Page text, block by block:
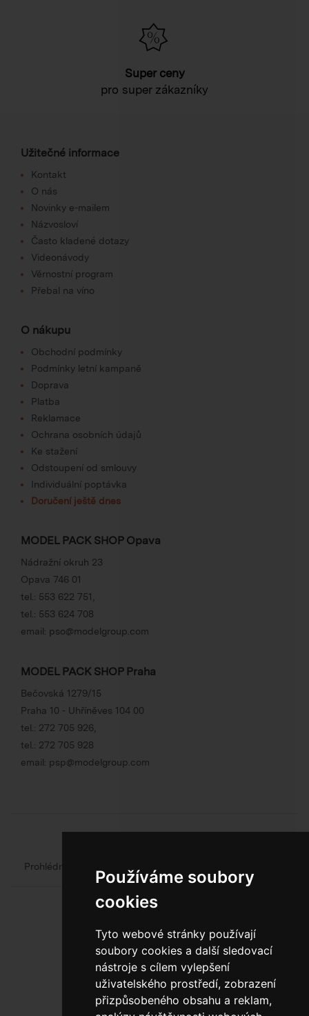
Používáme soubory
cookies
Tyto webové stránky používají
soubory cookies a další sledovací
nástroje s cílem vylepšení
uživatelského prostředí, zobrazení
přizpůsobeného obsahu a reklam,
Super ceny
pro super zákazníky
Užitečné informace
Kontakt
O nás
Novinky e-mailem
Názvosloví
Často kladené dotazy
Videonávody
Věrnostní program
Přebal na víno
O nákupu
Obchodní podmínky
Podmínky letní kampaně
Doprava
Platba
Reklamace
Ochrana osobních údajů
Ke stažení
Odstoupení od smlouvy
Individuální poptávka
Doručení ještě dnes
MODEL PACK SHOP Opava
Nádražní okruh 23
Opava 746 01
tel.: 553 622 751
tel.: 553 624 708
email: pso@modelgroup.com
MODEL PACK SHOP Praha
Bečovská 1279/15
Praha 10 - Uhříněves 104 00
tel.: 272 705 926
tel.: 272 705 928
email: psp@modelgroup.com
Prohlédněte si web oficiálního výrobce obalů
800 10 10 77